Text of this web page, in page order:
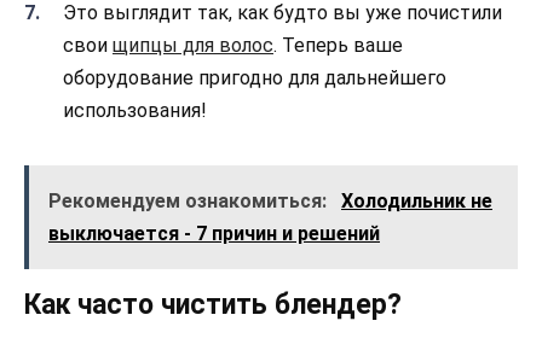
Это выглядит так, как будто вы уже почистили
свои щипцы для волос. Теперь ваше
оборудование пригодно для дальнейшего
использования!
Рекомендуем ознакомиться:
Холодильник не
выключается - 7 причин и решений
Как часто чистить блендер?